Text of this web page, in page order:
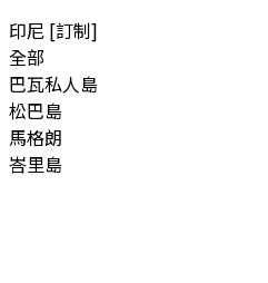
印尼 [訂制]
全部
巴瓦私人島
松巴島
馬格朗
峇里島